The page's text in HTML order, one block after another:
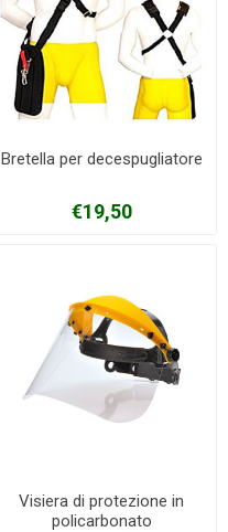
Bretella per decespugliatore
€19,50
Visiera di protezione in
policarbonato